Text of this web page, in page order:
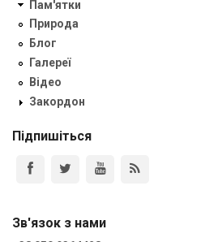
Пам'ятки
Природа
Блог
Галереї
Відео
Закордон
Підпишіться
Зв'язок з нами